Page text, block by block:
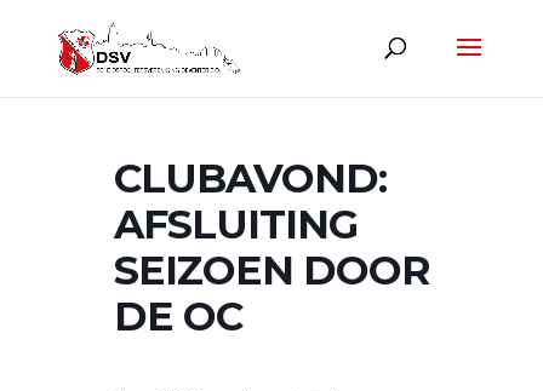
CLUBAVOND:
AFSLUITING
SEIZOEN DOOR
DE OC